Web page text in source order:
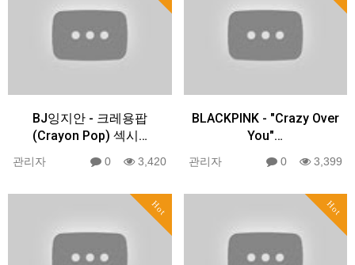
BJ잉지안 - 크레용팝
(Crayon Pop) 섹시…
관리자 0 3,420
BLACKPINK - "Crazy Over
You"…
관리자 0 3,399
Hot Hot